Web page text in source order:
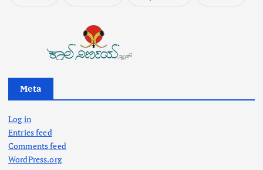
Meta
Log in
Entries feed
Comments feed
WordPress.org